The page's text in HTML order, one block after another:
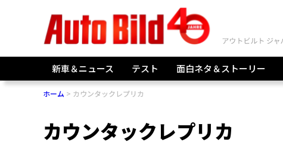
新車＆ニュース テスト 面白ネタ＆ストーリー
ホーム カウンタックレプリカ
カウンタックレプリカ